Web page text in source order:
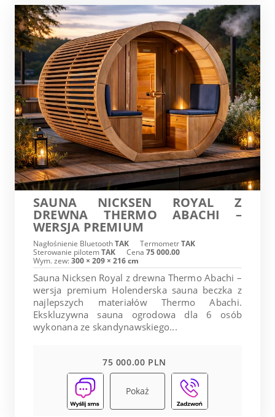
SAUNA NICKSEN ROYAL Z
DREWNA THERMO ABACHI –
WERSJA PREMIUM
Nagłośnienie BluetoothTAK TermometrTAK
Sterowanie pilotemTAK Cena 75 000.00
Wym. zew:300 × 209 × 216 cm
Sauna Nicksen Royal z drewna Thermo Abachi –
wersja premium Holenderska sauna beczka z
najlepszych materiałów Thermo Abachi.
Ekskluzywna sauna ogrodowa dla 6 osób
wykonana ze skandynawskiego...
75 000.00 PLN
Pokaż